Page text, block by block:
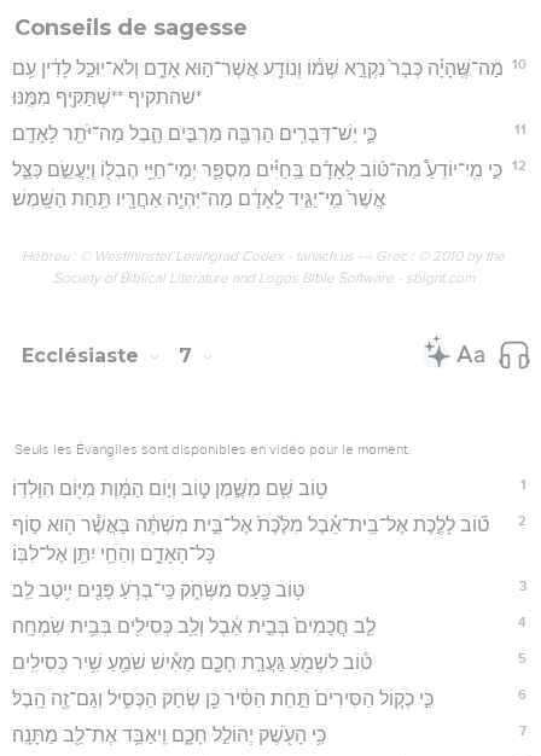
Conseils de sagesse
10
מַה־שֶּֽׁהָיָ֗ה כְּבָר֙ נִקְרָ֣א שְׁמ֔וֹ וְנוֹדָ֖ע אֲשֶׁר־ה֣וּא אָדָ֑ם וְלֹא־יוּכַ֣ל לָדִ֔ין עִ֥ם
*שהתקיף **שֶׁתַּקִּ֖יף מִמֶּֽנּוּ׃
11 כִּ֛י יֵשׁ־דְּבָרִ֥ים הַרְבֵּ֖ה מַרְבִּ֣ים הָ֑בֶל מַה־יֹּתֵ֖ר לָאָדָֽם׃
12
כִּ֣י מִֽי־יוֹדֵעַ֩ מַה־טּ֨וֹב לָֽאָדָ֜ם בַּֽחַיִּ֗ים מִסְפַּ֛ר יְמֵי־חַיֵּ֥י הֶבְל֖וֹ וְיַעֲשֵׂ֣ם כַּצֵּ֑ל
אֲשֶׁר֙ מִֽי־יַגִּ֣יד לָֽאָדָ֔ם מַה־יִּהְיֶ֥ה אַחֲרָ֖יו תַּ֥חַת הַשָּֽׁמֶשׁ׃
Hébreu : © Westminster Leningrad Codex - tanach.us --- Grec : © 2010 by the
Society of Biblical Literature and Logos Bible Software - sblgnt.com
Ecclésiaste 7
Seuls les Évangiles sont disponibles en vidéo pour le moment.
1 ט֥וֹב שֵׁ֖ם מִשֶּׁ֣מֶן ט֑וֹב וְי֣וֹם הַמָּ֔וֶת מִיּ֖וֹם הִוָּלְדֽוֹ׃
2
ט֞וֹב לָלֶ֣כֶת אֶל־בֵּֽית־אֵ֗בֶל מִלֶּ֙כֶת֙ אֶל־בֵּ֣ית מִשְׁתֶּ֔ה בַּאֲשֶׁ֕ר ה֖וּא ס֣וֹף
כָּל־הָאָדָ֑ם וְהַחַ֖י יִתֵּ֥ן אֶל־לִבּֽוֹ׃
3 ט֥וֹב כַּ֖עַס מִשְּׂחֹ֑ק כִּֽי־בְרֹ֥עַ פָּנִ֖ים יִ֥יטַב לֵֽב׃
4 לֵ֤ב חֲכָמִים֙ בְּבֵ֣ית אֵ֔בֶל וְלֵ֥ב כְּסִילִ֖ים בְּבֵ֥ית שִׂמְחָֽה׃
5 ט֕וֹב לִשְׁמֹ֖עַ גַּעֲרַ֣ת חָכָ֑ם מֵאִ֕ישׁ שֹׁמֵ֖עַ שִׁ֥יר כְּסִילִֽים׃
6 כִּ֣י כְק֤וֹל הַסִּירִים֙ תַּ֣חַת הַסִּ֔יר כֵּ֖ן שְׂחֹ֣ק הַכְּסִ֑יל וְגַם־זֶ֖ה הָֽבֶל׃
7 כִּ֥י הָעֹ֖שֶׁק יְהוֹלֵ֣ל חָכָ֑ם וִֽיאַבֵּ֥ד אֶת־לֵ֖ב מַתָּנָֽה׃